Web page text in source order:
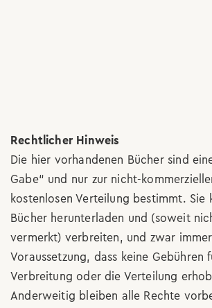
Rechtlicher Hinweis
Die hier vorhandenen Bücher sind
Gabe“ und nur zur nicht-
kostenlosen Verteilung bestimmt. Sie
Bücher herunterladen und (soweit
vermerkt) verbreiten, und zwar
Voraussetzung, dass keine Gebühren
Verbreitung oder die Verteilung
Anderweitig bleiben alle Rechte